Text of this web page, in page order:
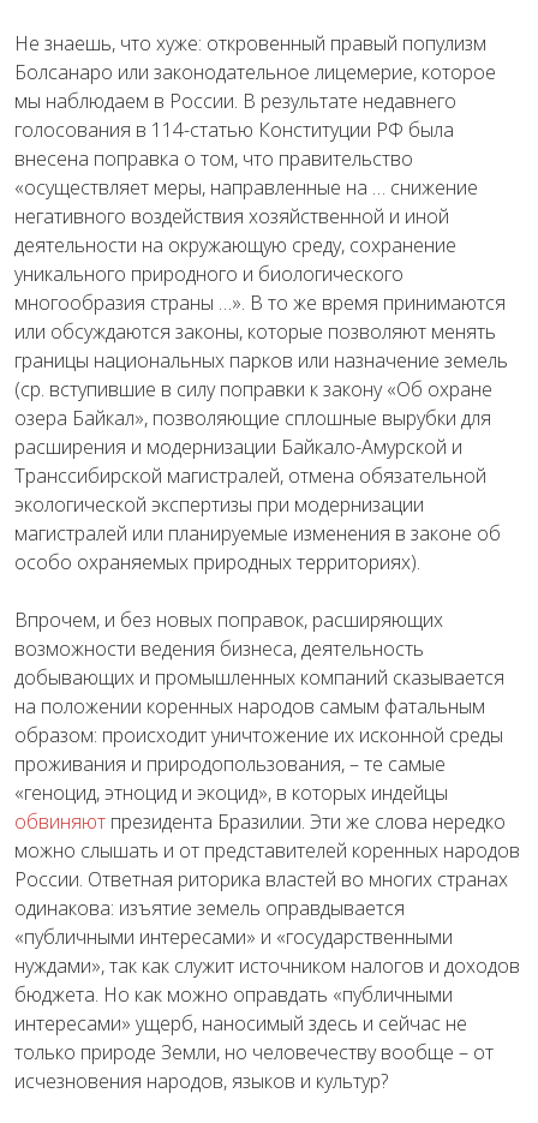
Не знаешь, что хуже: откровенный правый популизм
Болсанаро или законодательное лицемерие, которое
мы наблюдаем в России. В результате недавнего
голосования в 114-статью Конституции РФ была
внесена поправка о том, что правительство
«осуществляет меры, направленные на … снижение
негативного воздействия хозяйственной и иной
деятельности на окружающую среду, сохранение
уникального природного и биологического
многообразия страны …». В то же время принимаются
или обсуждаются законы, которые позволяют менять
границы национальных парков или назначение земель
(ср. вступившие в силу поправки к закону «Об охране
озера Байкал», позволяющие сплошные вырубки для
расширения и модернизации Байкало-Амурской и
Транссибирской магистралей, отмена обязательной
экологической экспертизы при модернизации
магистралей или планируемые изменения в законе об
особо охраняемых природных территориях).
Впрочем, и без новых поправок, расширяющих
возможности ведения бизнеса, деятельность
добывающих и промышленных компаний сказывается
на положении коренных народов самым фатальным
образом: происходит уничтожение их исконной среды
проживания и природопользования, – те самые
«геноцид, этноцид и экоцид», в которых индейцы
обвиняют президента Бразилии. Эти же слова нередко
можно слышать и от представителей коренных народов
России. Ответная риторика властей во многих странах
одинакова: изъятие земель оправдывается
«публичными интересами» и «государственными
нуждами», так как служит источником налогов и доходов
бюджета. Но как можно оправдать «публичными
интересами» ущерб, наносимый здесь и сейчас не
только природе Земли, но человечеству вообще – от
исчезновения народов, языков и культур?